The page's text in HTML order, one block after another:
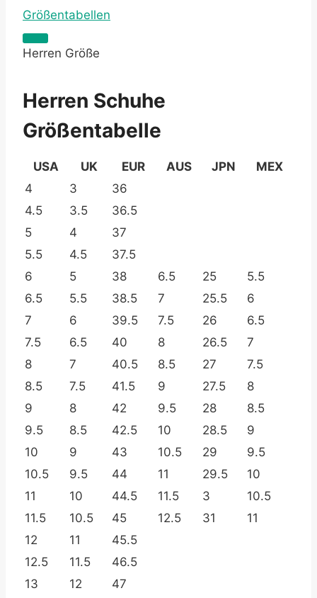
Größentabellen
Herren Größe
Herren Schuhe
Größentabelle
USA UK EUR AUS JPN
MEX
4
3
36
4.5
3.5
36.5
5
4
37
5.5
4.5
37.5
6
5 38 6.5 25
5.5
6.5
5.5 38.5 7 25.5
6
7
6 39.5 7.5 26
6.5
7.5
6.5 40 8 26.5
7
8
7 40.5 8.5 27
7.5
8.5
7.5 41.5 9 27.5
8
9
8 42 9.5 28
8.5
9.5
8.5 42.5 10 28.5
9
10
9 43 10.5 29
9.5
10.5
9.5 44 11 29.5
10
11
10 44.5 11.5 3
10.5
11.5
10.5 45 12.5 31
11
12
11
45.5
12.5
11.5
46.5
13
12
47